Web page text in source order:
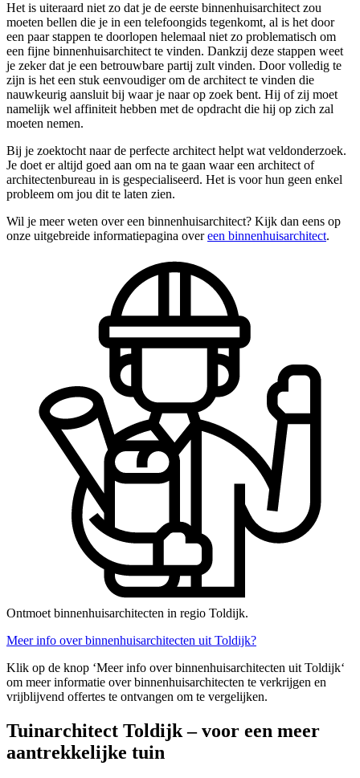
Het is uiteraard niet zo dat je de eerste binnenhuisarchitect zou
moeten bellen die je in een telefoongids tegenkomt, al is het door
een paar stappen te doorlopen helemaal niet zo problematisch om
een fijne binnenhuisarchitect te vinden. Dankzij deze stappen weet
je zeker dat je een betrouwbare partij zult vinden. Door volledig te
zijn is het een stuk eenvoudiger om de architect te vinden die
nauwkeurig aansluit bij waar je naar op zoek bent. Hij of zij moet
namelijk wel affiniteit hebben met de opdracht die hij op zich zal
moeten nemen.
Bij je zoektocht naar de perfecte architect helpt wat veldonderzoek.
Je doet er altijd goed aan om na te gaan waar een architect of
architectenbureau in is gespecialiseerd. Het is voor hun geen enkel
probleem om jou dit te laten zien.
Wil je meer weten over een binnenhuisarchitect? Kijk dan eens op
onze uitgebreide informatiepagina overeen binnenhuisarchitect.
Ontmoet binnenhuisarchitecten in regio Toldijk.
Meer info over binnenhuisarchitecten uit Toldijk?
Klik op de knop ‘Meer info over binnenhuisarchitecten uit Toldijk‘
om meer informatie over binnenhuisarchitecten te verkrijgen en
vrijblijvend offertes te ontvangen om te vergelijken.
Tuinarchitect Toldijk – voor een meer
aantrekkelijke tuin